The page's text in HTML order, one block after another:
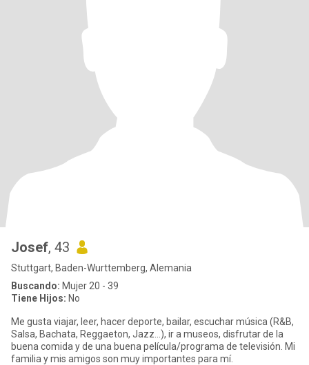
Josef, 43
Stuttgart, Baden-Wurttemberg, Alemania
Buscando: Mujer 20 - 39
Tiene Hijos: No
Me gusta viajar, leer, hacer deporte, bailar, escuchar música (R&B,
Salsa, Bachata, Reggaeton, Jazz...), ir a museos, disfrutar de la
buena comida y de una buena película/programa de televisión. Mi
familia y mis amigos son muy importantes para mí.